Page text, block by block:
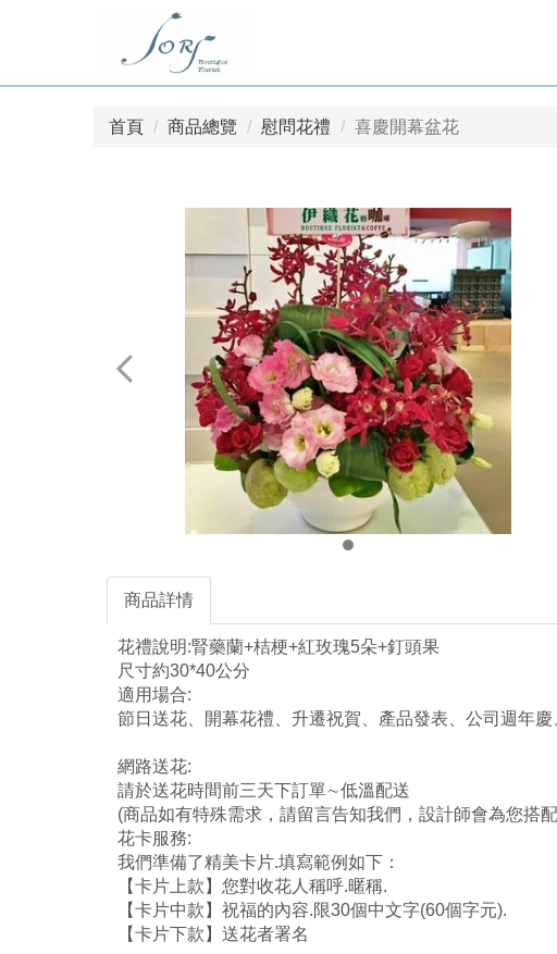
首頁 商品總覽 慰問花禮 喜慶開幕盆花
商品詳情
花禮說明:腎藥蘭+桔梗+紅玫瑰5朵+釘頭果
尺寸約30*40公分
適用場合:
節日送花、開幕花禮、升遷祝賀、產品發表、公司週年
網路送花:
請於送花時間前三天下訂單∼低溫配送
(商品如有特殊需求，請留言告知我們，設計師會為您搭
花卡服務:
我們準備了精美卡片.填寫範例如下：
【卡片上款】您對收花人稱呼.暱稱.
【卡片中款】祝福的內容.限30個中文字(60個字元).
【卡片下款】送花者署名